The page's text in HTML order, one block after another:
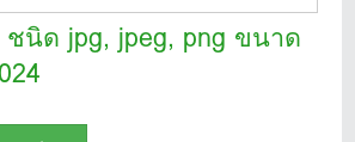
นิด jpg, jpeg, png ขนาด